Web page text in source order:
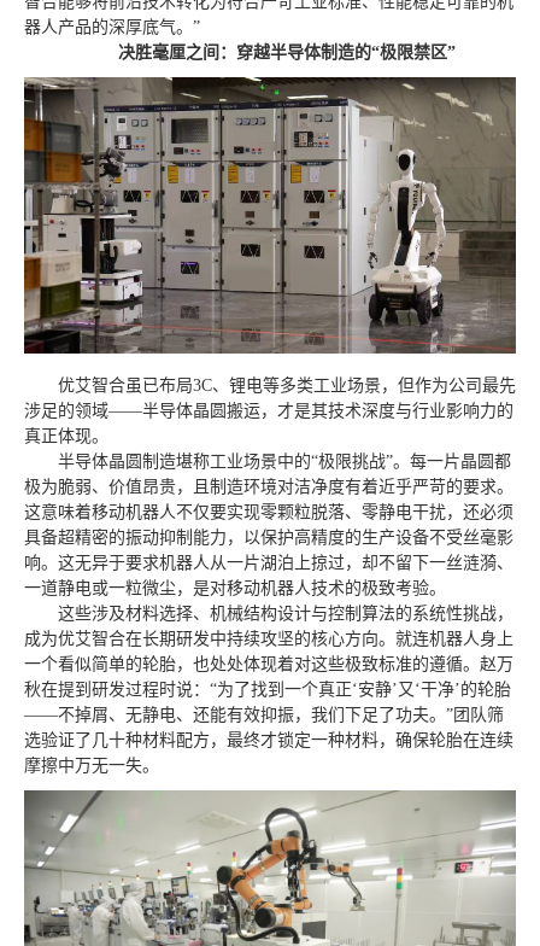
器人产品的深厚底气。”
决胜毫厘之间：穿越半导体制造的“极限禁区”
优艾智合虽已布局3C、锂电等多类工业场景，但作为公司最先
涉足的领域——半导体晶圆搬运，才是其技术深度与行业影响力的
真正体现。
半导体晶圆制造堪称工业场景中的“极限挑战”。每一片晶圆都
极为脆弱、价值昂贵，且制造环境对洁净度有着近乎严苛的要求。
这意味着移动机器人不仅要实现零颗粒脱落、零静电干扰，还必须
具备超精密的振动抑制能力，以保护高精度的生产设备不受丝毫影
响。这无异于要求机器人从一片湖泊上掠过，却不留下一丝涟漪、
一道静电或一粒微尘，是对移动机器人技术的极致考验。
这些涉及材料选择、机械结构设计与控制算法的系统性挑战，
成为优艾智合在长期研发中持续攻坚的核心方向。就连机器人身上
一个看似简单的轮胎，也处处体现着对这些极致标准的遵循。赵万
秋在提到研发过程时说：“为了找到一个真正‘安静’又‘干净’的轮胎
——不掉屑、无静电、还能有效抑振，我们下足了功夫。”团队筛
选验证了几十种材料配方，最终才锁定一种材料，确保轮胎在连续
摩擦中万无一失。